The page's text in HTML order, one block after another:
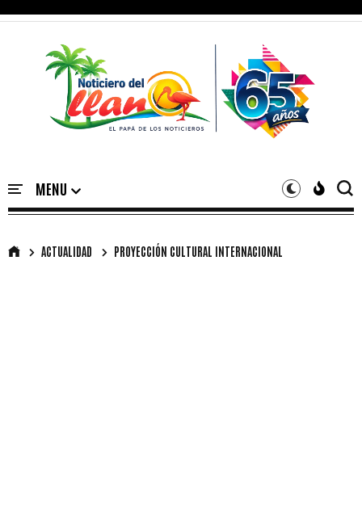
ACTUALIDAD PROYECCIÓN CULTURAL INTERNACIONAL